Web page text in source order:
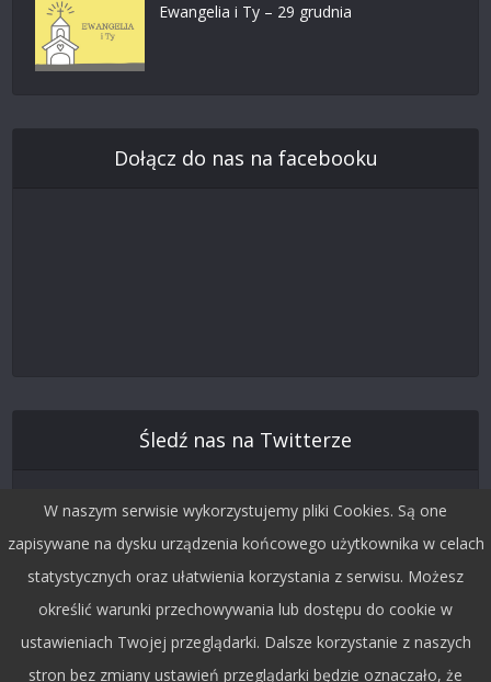
Ewangelia i Ty – 29 grudnia
Dołącz do nas na facebooku
Śledź nas na Twitterze
W naszym serwisie wykorzystujemy pliki Cookies. Są one
zapisywane na dysku urządzenia końcowego użytkownika w celach
statystycznych oraz ułatwienia korzystania z serwisu. Możesz
określić warunki przechowywania lub dostępu do cookie w
ustawieniach Twojej przeglądarki. Dalsze korzystanie z naszych
stron bez zmiany ustawień przeglądarki będzie oznaczało, że